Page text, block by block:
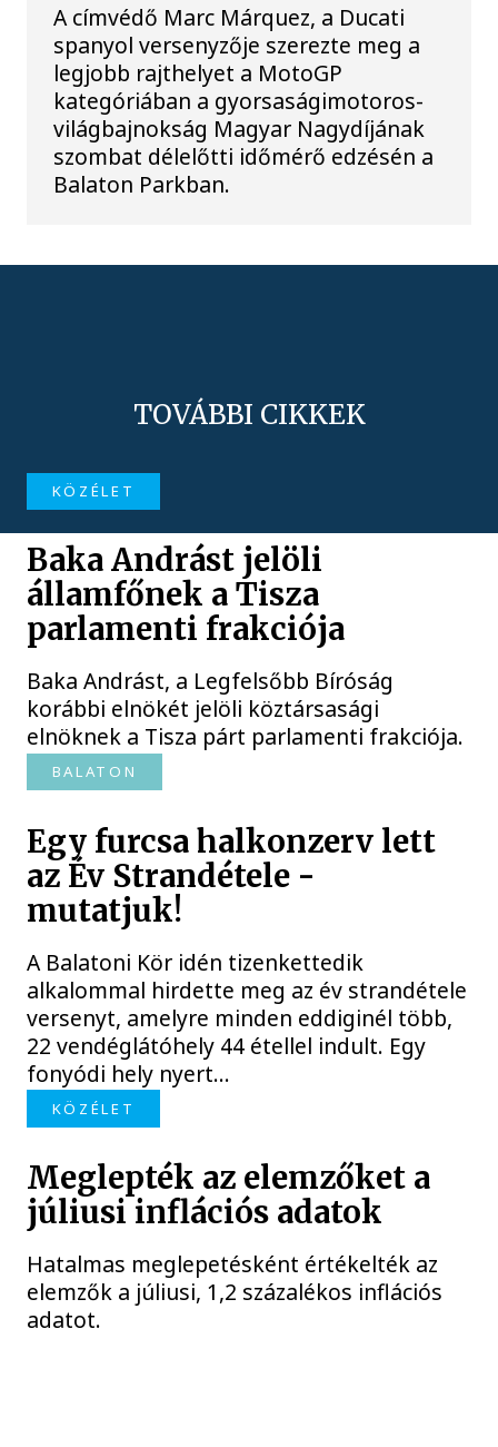
A címvédő Marc Márquez, a Ducati
spanyol versenyzője szerezte meg a
legjobb rajthelyet a MotoGP
kategóriában a gyorsaságimotoros-
világbajnokság Magyar Nagydíjának
szombat délelőtti időmérő edzésén a
Balaton Parkban.
TOVÁBBI CIKKEK
KÖZÉLET
Baka Andrást jelöli
államfőnek a Tisza
parlamenti frakciója
Baka Andrást, a Legfelsőbb Bíróság
korábbi elnökét jelöli köztársasági
elnöknek a Tisza párt parlamenti frakciója.
BALATON
Egy furcsa halkonzerv lett
az Év Strandétele -
mutatjuk!
A Balatoni Kör idén tizenkettedik
alkalommal hirdette meg az év strandétele
versenyt, amelyre minden eddiginél több,
22 vendéglátóhely 44 étellel indult. Egy
fonyódi hely nyert...
KÖZÉLET
Meglepték az elemzőket a
júliusi inflációs adatok
Hatalmas meglepetésként értékelték az
elemzők a júliusi, 1,2 százalékos inflációs
adatot.